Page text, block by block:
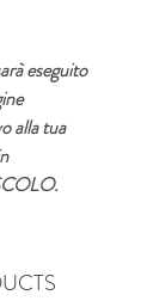
eseguito
alla tua